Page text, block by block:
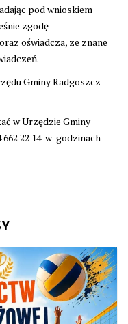
pod wnioskiem
zgodę
oświadcza, ze znane
Gminy Radgoszcz
w Urzędzie Gminy
22 14 w godzinach